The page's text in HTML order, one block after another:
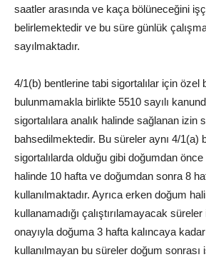
saatler arasında ve kaça bölüneceğini
belirlemektedir ve bu süre günlük
sayılmaktadır.
4/1(b) bentlerine tabi sigortalılar için özel
bulunmamakla birlikte 5510 sayılı
sigortalılara analık halinde sağlanan izin
bahsedilmektedir. Bu süreler aynı 4/1(a)
sigortalılarda olduğu gibi doğumdan
halinde 10 hafta ve doğumdan sonra 8
kullanılmaktadır. Ayrıca erken doğum
kullanamadığı çalıştırılamayacak
onayıyla doğuma 3 hafta kalıncaya
kullanılmayan bu süreler doğum sonrası